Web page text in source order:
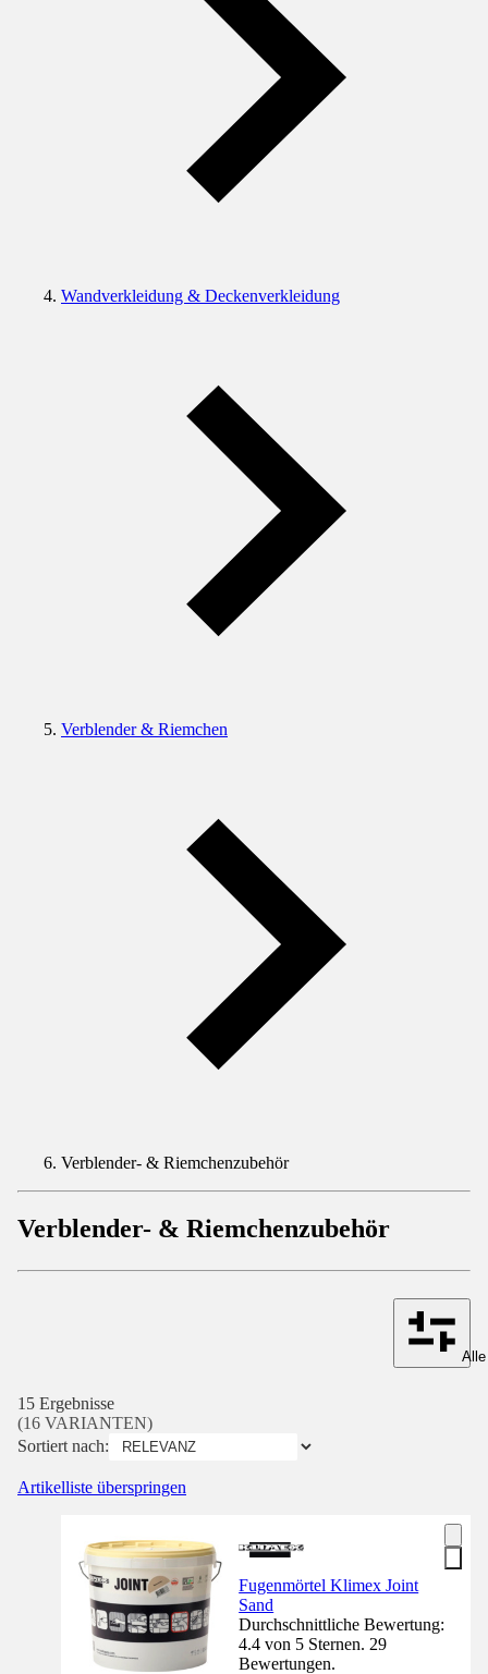
Wandverkleidung & Deckenverkleidung
Verblender & Riemchen
Verblender- & Riemchenzubehör
Verblender- & Riemchenzubehör
15 Ergebnisse
(16 VARIANTEN)
Sortiert nach:
Artikelliste überspringen
Fugenmörtel Klimex Joint
Sand
Durchschnittliche Bewertung:
4.4 von 5 Sternen. 29
Bewertungen.